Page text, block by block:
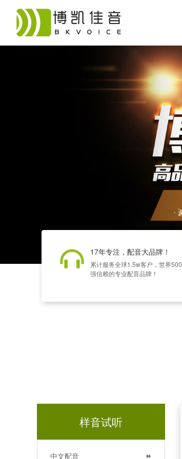
17年专注，配音大品牌！
累计服务全球1.5w客户，世界500
强信赖的专业配音品牌！
样音试听
中文配音